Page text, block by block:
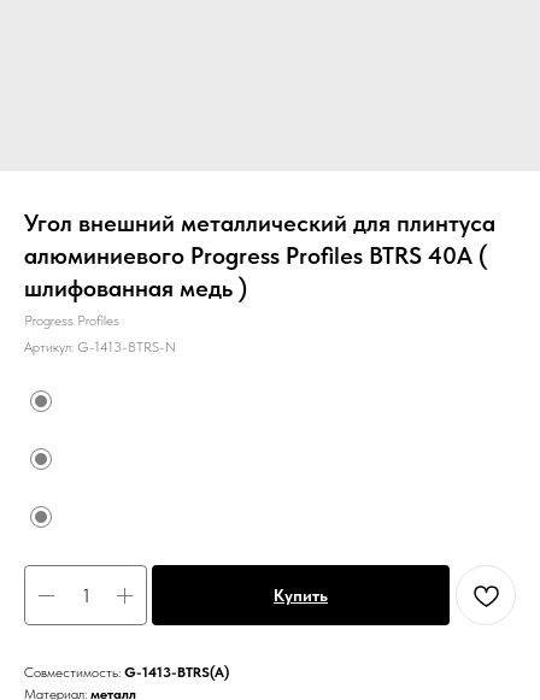
Угол внешний металлический для плинтуса
алюминиевого Progress Profiles BTRS 40A (
шлифованная медь )
Progress Profiles
Артикул: G-1413-BTRS-N
Купить
Совместимость: G-1413-BTRS(А)
Материал: металл